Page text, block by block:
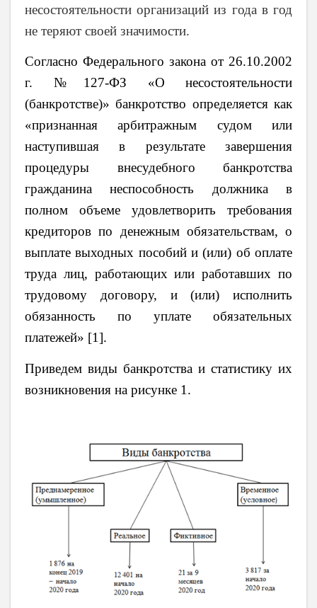
несостоятельности организаций из года в год
не теряют своей значимости.
Согласно Федерального закона от 26.10.2002
г. №127-ФЗ «О несостоятельности
(банкротстве)» банкротство определяется как
«признанная арбитражным судом или
наступившая в результате завершения
процедуры внесудебного банкротства
гражданина неспособность должника в
полном объеме удовлетворить требования
кредиторов по денежным обязательствам, о
выплате выходных пособий и (или) об оплате
труда лиц, работающих или работавших по
трудовому договору, и (или) исполнить
обязанность по уплате обязательных
платежей» [1].
Приведем виды банкротства и статистику их
возникновения на рисунке 1.